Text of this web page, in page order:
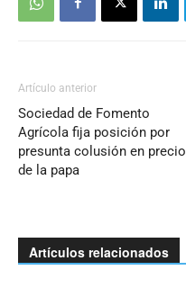
Artículo anterior
Sociedad de Fomento
Agrícola fija posición por
presunta colusión en precio
de la papa
Artículos relacionados